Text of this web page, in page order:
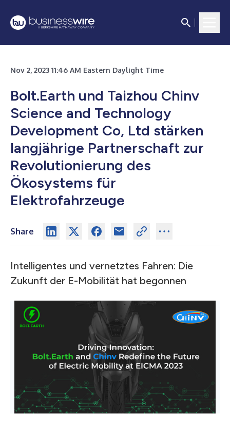
Nov 2, 2023 11:46 AM Eastern Daylight Time
Bolt.Earth und Taizhou Chinv
Science and Technology
Development Co, Ltd stärken
langjährige Partnerschaft zur
Revolutionierung des
Ökosystems für
Elektrofahrzeuge
Share
Intelligentes und vernetztes Fahren: Die
Zukunft der E-Mobilität hat begonnen